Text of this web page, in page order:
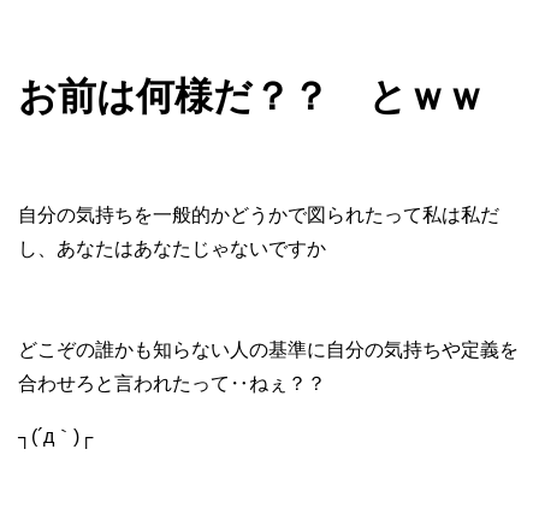
お前は何様だ？？ とｗｗ
自分の気持ちを一般的かどうかで図られたって私は私だ
し、あなたはあなたじゃないですか
どこぞの誰かも知らない人の基準に自分の気持ちや定義を
合わせろと言われたって‥ねぇ？？
┐(´д｀)┌